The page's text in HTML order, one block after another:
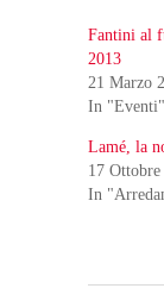
Fantini al
2013
21 Marzo
In "Eventi"
Lamé, la
17 Ottobre
In